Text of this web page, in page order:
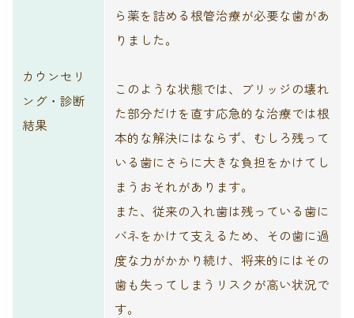
カウンセリ
ング・診断
結果
ら薬を詰める根管治療が必要な歯があ
りました。
このような状態では、ブリッジの壊れ
た部分だけを直す応急的な治療では根
本的な解決にはならず、むしろ残って
いる歯にさらに大きな負担をかけてし
まうおそれがあります。
また、従来の入れ歯は残っている歯に
バネをかけて支えるため、その歯に過
度な力がかかり続け、将来的にはその
歯も失ってしまうリスクが高い状況で
す。